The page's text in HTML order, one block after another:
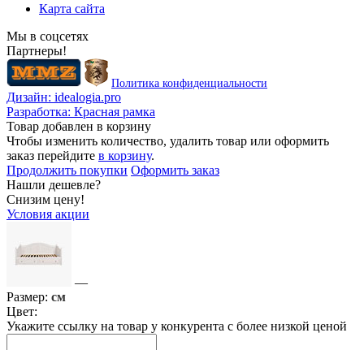
Карта сайта
Мы в соцсетях
Партнеры!
Политика конфиденциальности
Дизайн: idealogia.pro
Разработка: Красная рамка
Товар добавлен в корзину
Чтобы изменить количество, удалить товар или оформить
заказ перейдите в корзину.
Продолжить покупки Оформить заказ
Нашли дешевле?
Снизим цену!
Условия акции
—
Размер: см
Цвет:
Укажите ссылку на товар у конкурента с более низкой ценой